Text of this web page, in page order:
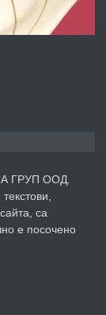
преди 3 дни
ГРУП ООД.
са
е посочено